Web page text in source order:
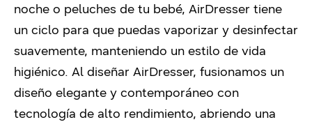
noche o peluches de tu bebé, AirDresser tiene
un ciclo para que puedas vaporizar y desinfectar
suavemente, manteniendo un estilo de vida
higiénico. Al diseñar AirDresser, fusionamos un
diseño elegante y contemporáneo con
tecnología de alto rendimiento, abriendo una